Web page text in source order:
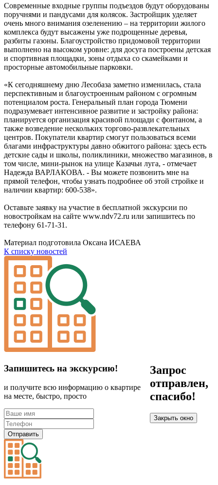
Современные входные группы подъездов будут оборудованы
поручнями и пандусами для колясок. Застройщик уделяет
очень много внимания озеленению – на территории жилого
комплекса будут высажены уже подрощенные деревья,
разбиты газоны. Благоустройство придомовой территории
выполнено на высоком уровне: для досуга построены детская
и спортивная площадки, зоны отдыха со скамейками и
просторные автомобильные парковки.
«К сегодняшнему дню Лесобаза заметно изменилась, стала
перспективным и благоустроенным районом с огромным
потенциалом роста. Генеральный план города Тюмени
подразумевает интенсивное развитие и застройку района:
планируется организация красивой площади с фонтаном, а
также возведение нескольких торгово-развлекательных
центров. Покупатели квартир смогут пользоваться всеми
благами инфраструктуры давно обжитого района: здесь есть
детские сады и школы, поликлиники, множество магазинов, в
том числе, мини-рынок на улице Казачьи луга, - отмечает
Надежда ВАРЛАКОВА. - Вы можете позвонить мне на
прямой телефон, чтобы узнать подробнее об этой стройке и
наличии квартир: 600-538».
Оставьте заявку на участие в бесплатной экскурсии по
новостройкам на сайте www.ndv72.ru или запишитесь по
телефону 61-71-31.
Материал подготовила Оксана ИСАЕВА
К списку новостей
Запишитесь на экскурсию!
и получите всю информацию о квартире
на месте, быстро, просто
Отправить
Запрос
отправлен,
спасибо!
Закрыть окно